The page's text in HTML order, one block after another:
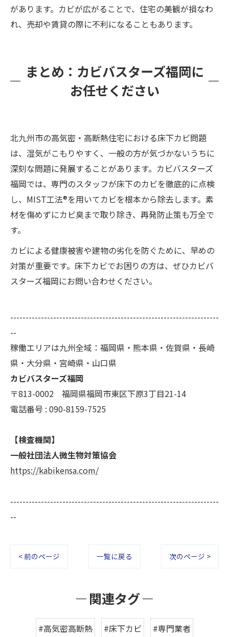
があります。カビが広がることで、住宅の美観が損なわ
れ、売却や賃貸の際に不利になることもあります。
まとめ：カビバスターズ福岡に
お任せください
北九州市の高気密・高断熱住宅における床下カビ問題
は、湿気がこもりやすく、一般の方が気づかないうちに
深刻な問題に発展することがあります。カビバスターズ
福岡では、専門のスタッフが床下のカビを徹底的に点検
し、MIST工法®を用いてカビを根本から除去します。素
材を傷めずにカビ臭まで取り除き、再発防止策も万全で
す。
カビによる健康被害や建物の劣化を防ぐために、早めの
対策が重要です。床下カビでお困りの方は、ぜひカビバ
スターズ福岡にお問い合わせください。
--------------------------------------------------------------------
--
稼働エリアは九州全域：福岡県・熊本県・佐賀県・長崎
県・大分県・宮崎県・山口県
カビバスターズ福岡
〒813-0002 福岡県福岡市東区下原3丁目21-14
電話番号 : 090-8159-7525
【検査機関】
一般社団法人微生物対策協会
https://kabikensa.com/
--------------------------------------------------------------------
--
< 前のページ 一覧に戻る 次のページ >
関連タグ
#高気密高断熱 #床下カビ
#専門業者